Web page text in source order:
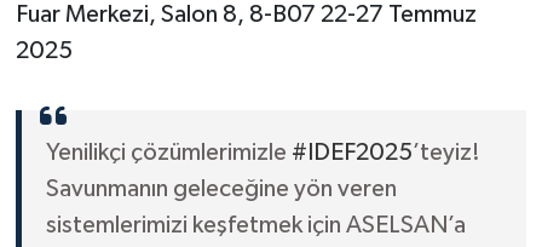
Fuar Merkezi, Salon 8, 8-B07 22-27 Temmuz
2025
Yenilikçi çözümlerimizle #IDEF2025’teyiz!
Savunmanın geleceğine yön veren
sistemlerimizi keşfetmek için ASELSAN’a